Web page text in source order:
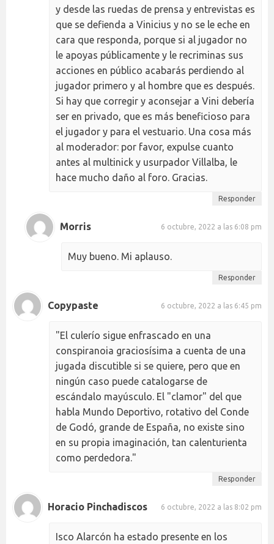
y desde las ruedas de prensa y entrevistas es
que se defienda a Vinicius y no se le eche en
cara que responda, porque si al jugador no
le apoyas públicamente y le recriminas sus
acciones en público acabarás perdiendo al
jugador primero y al hombre que es después.
Si hay que corregir y aconsejar a Vini debería
ser en privado, que es más beneficioso para
el jugador y para el vestuario. Una cosa más
al moderador: por favor, expulse cuanto
antes al multinick y usurpador Villalba, le
hace mucho daño al foro. Gracias.
Responder
Morris 6 octubre, 2022 a las 6:08 pm
Muy bueno. Mi aplauso.
Responder
Copypaste 6 octubre, 2022 a las 6:45 pm
"El culerío sigue enfrascado en una
conspiranoia graciosísima a cuenta de una
jugada discutible si se quiere, pero que en
ningún caso puede catalogarse de
escándalo mayúsculo. El "clamor" del que
habla Mundo Deportivo, rotativo del Conde
de Godó, grande de España, no existe sino
en su propia imaginación, tan calenturienta
como perdedora."
Responder
Horacio Pinchadiscos 6 octubre, 2022 a las 8:02 pm
Isco Alarcón ha estado presente en los